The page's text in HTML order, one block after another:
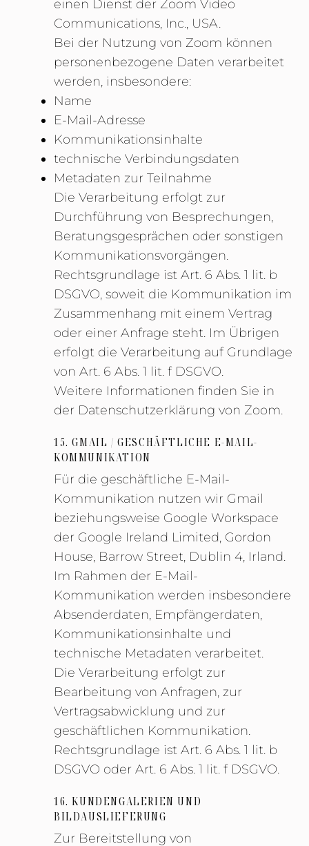
einen Dienst der Zoom Video
Communications, Inc., USA.
Bei der Nutzung von Zoom können
personenbezogene Daten verarbeitet
werden, insbesondere:
Name
E-Mail-Adresse
Kommunikationsinhalte
technische Verbindungsdaten
Metadaten zur Teilnahme
Die Verarbeitung erfolgt zur
Durchführung von Besprechungen,
Beratungsgesprächen oder sonstigen
Kommunikationsvorgängen.
Rechtsgrundlage ist Art. 6 Abs. 1 lit. b
DSGVO, soweit die Kommunikation im
Zusammenhang mit einem Vertrag
oder einer Anfrage steht. Im Übrigen
erfolgt die Verarbeitung auf Grundlage
von Art. 6 Abs. 1 lit. f DSGVO.
Weitere Informationen finden Sie in
der Datenschutzerklärung von Zoom.
15. GMAIL / GESCHÄFTLICHE E-MAIL-
KOMMUNIKATION
Für die geschäftliche E-Mail-
Kommunikation nutzen wir Gmail
beziehungsweise Google Workspace
der Google Ireland Limited, Gordon
House, Barrow Street, Dublin 4, Irland.
Im Rahmen der E-Mail-
Kommunikation werden insbesondere
Absenderdaten, Empfängerdaten,
Kommunikationsinhalte und
technische Metadaten verarbeitet.
Die Verarbeitung erfolgt zur
Bearbeitung von Anfragen, zur
Vertragsabwicklung und zur
geschäftlichen Kommunikation.
Rechtsgrundlage ist Art. 6 Abs. 1 lit. b
DSGVO oder Art. 6 Abs. 1 lit. f DSGVO.
16. KUNDENGALERIEN UND
BILDAUSLIEFERUNG
Zur Bereitstellung von